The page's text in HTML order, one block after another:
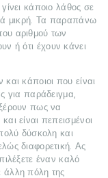
κάποιο λάθος σε
μικρή. Τα παραπάνω
αριθμού των
ή ότι έχουν κάνει
κάποιοι που είναι
για παράδειγμα,
πως να
είναι πεπεισμένοι
δύσκολη και
διαφορετική. Ας
έναν καλό
άλλη πόλη της